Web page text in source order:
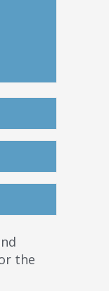
the